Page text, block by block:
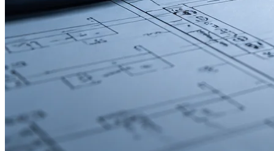
Watt berechnen
Strom berechnen
Strombelastbarkeit
Photovoltaik-Rechner
Rechner im Fokus
Kabelquerschnitt, Strom, Leistung, Spannung und Tabellen schnell
auswählen.
Alle Rechner ansehen →
Deutsch